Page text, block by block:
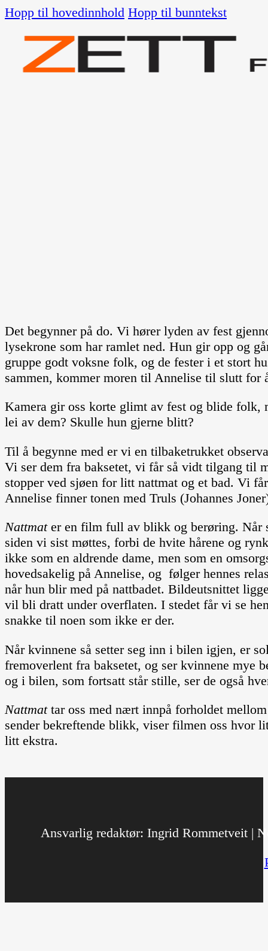
Hopp til hovedinnhold Hopp til bunntekst
Det begynner på do. Vi hører lyden av fest
lysekrone som har ramlet ned. Hun gir opp og
gruppe godt voksne folk, og de fester i et stort
sammen, kommer moren til Annelise til slutt for
Kamera gir oss korte glimt av fest og blide folk,
lei av dem? Skulle hun gjerne blitt?
Til å begynne med er vi en tilbaketrukket
Vi ser dem fra baksetet, vi får så vidt tilgang til
stopper ved sjøen for litt nattmat og et bad. Vi
Annelise finner tonen med Truls (Johannes
Nattmat er en film full av blikk og berøring. Når
siden vi sist møttes, forbi de hvite hårene og
ikke som en aldrende dame, men som en
hovedsakelig på Annelise, og følger hennes
når hun blir med på nattbadet. Bildeutsnittet
vil bli dratt under overflaten. I stedet får vi se
snakke til noen som ikke er der.
Når kvinnene så setter seg inn i bilen igjen, er
fremoverlent fra baksetet, og ser kvinnene mye
og i bilen, som fortsatt står stille, ser de også
Nattmat tar oss med nært innpå forholdet
sender bekreftende blikk, viser filmen oss hvor
litt ekstra.
Ansvarlig redaktør: Ingrid Rommetveit |